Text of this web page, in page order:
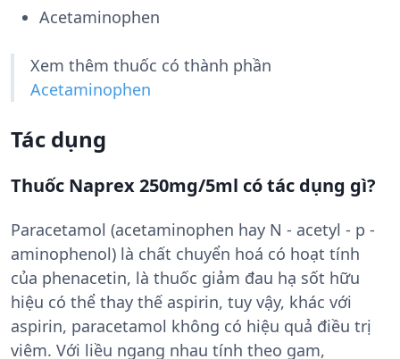
Acetaminophen
Xem thêm thuốc có thành phần
Acetaminophen
Tác dụng
Thuốc Naprex 250mg/5ml có tác dụng gì?
Paracetamol (acetaminophen hay N - acetyl - p -
aminophenol) là chất chuyển hoá có hoạt tính
của phenacetin, là thuốc giảm đau hạ sốt hữu
hiệu có thể thay thế aspirin, tuy vậy, khác với
aspirin, paracetamol không có hiệu quả điều trị
viêm. Với liều ngang nhau tính theo gam,